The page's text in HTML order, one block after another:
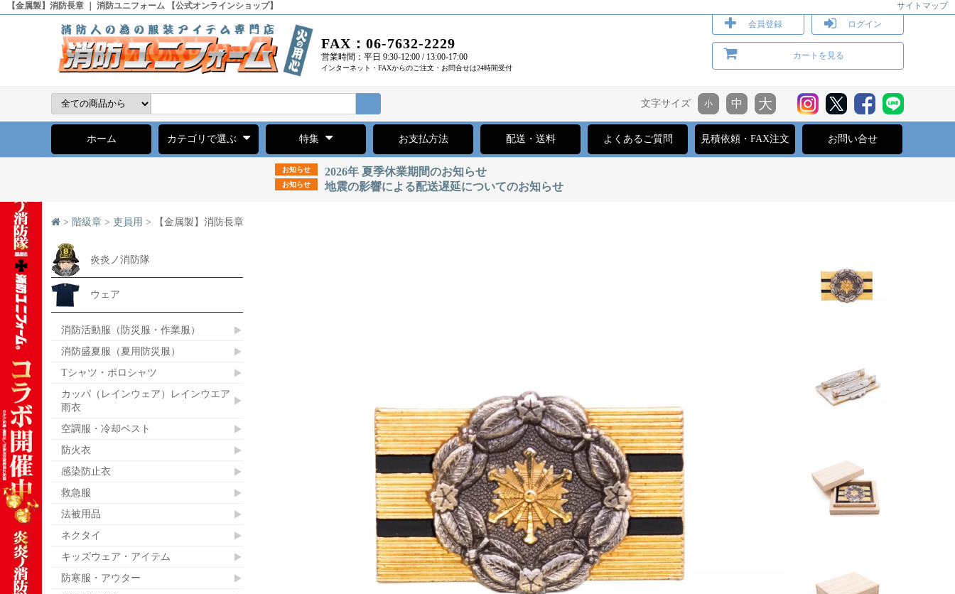
【金属製】消防長章 ｜ 消防ユニフォーム 【公式オンラインショップ】 サイトマップ
FAX：06-7632-2229
営業時間：平日 9:30-12:00 / 13:00-17:00
インターネット・FAXからのご注文・お問合せは24時間受付
会員登録 ログイン
カートを見る
文字サイズ
ホーム カテゴリで選ぶ 特集 お支払方法 配送・送料 よくあるご質問 見積依頼・FAX注文 お問い合せ
お知らせ 2026年 夏季休業期間のお知らせ
お知らせ 地震の影響による配送遅延についてのお知らせ
> 階級章 > 吏員用 > 【金属製】消防長章
炎炎ノ消防隊
ウェア
消防活動服（防災服・作業服）
消防盛夏服（夏用防災服）
Tシャツ・ポロシャツ
カッパ（レインウェア）レインウエア
雨衣
空調服・冷却ベスト
防火衣
感染防止衣
救急服
法被用品
ネクタイ
キッズウェア・アイテム
防寒服・アウター